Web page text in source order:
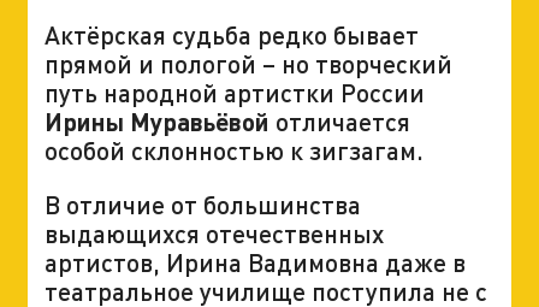
Актёрская судьба редко бывает
прямой и пологой – но творческий
путь народной артистки России
Ирины Муравьёвой отличается
особой склонностью к зигзагам.
В отличие от большинства
выдающихся отечественных
артистов, Ирина Вадимовна даже в
театральное училище поступила не с